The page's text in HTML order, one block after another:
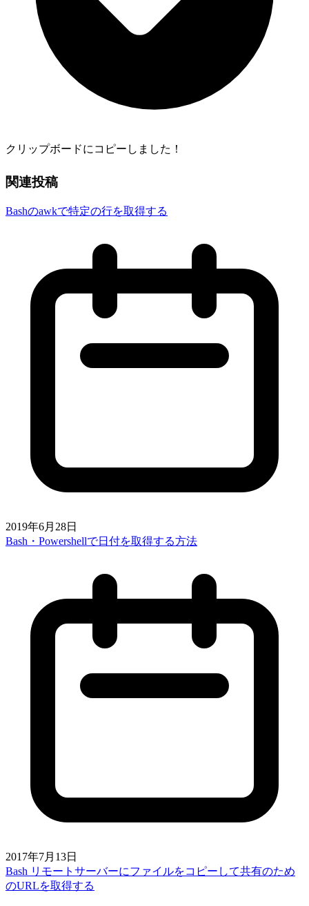
クリップボードにコピーしました！
関連投稿
Bashのawkで特定の行を取得する
2019年6月28日
Bash・Powershellで日付を取得する方法
2017年7月13日
Bash リモートサーバーにファイルをコピーして共有のため
のURLを取得する